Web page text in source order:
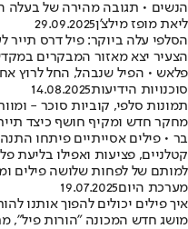
הנשים • תגובה מהירה של בעלה
ליאת מופז מילצ'ן29.09.2025
הסלפי עלה ביוקר: פיל דרס תייר
הצעיר יצא מאזור המבקרים
פלאש • הפיל שנבהל, החל לרוץ
סוכנויות הידיעות14.08.2025
תמונות סלפי, קוביות סוכר -
מחקר חדש ומקיף חושף כיצד
בר • פילים אסייתיים פיתחו
קטלניים, פציעות ואפילו
למותם של לפחות שלושה פילים
מערכת היום19.07.2025
איך פילים יכולים להפוך אותנו
מושג חדש המכונה "הורות פיל",